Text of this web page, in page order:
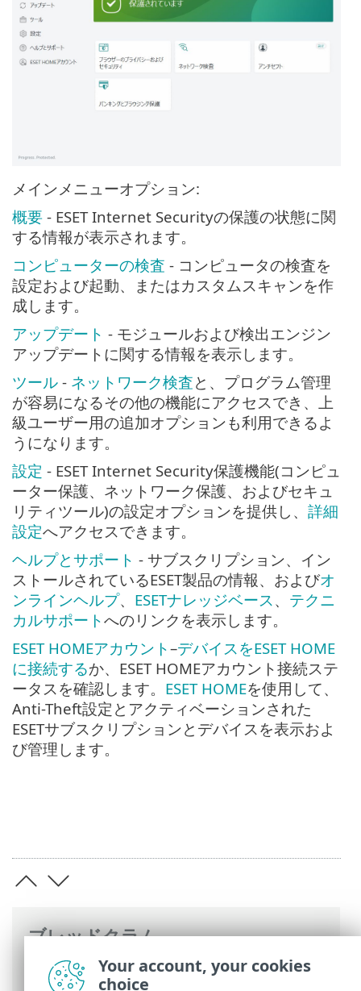
ブレッドクラム
ESETオンラインヘルプ>ESET Internet
メインメニューオプション:
概要 - ESET Internet Securityの保護の状態に関
する情報が表示されます。
コンピューターの検査 - コンピュータの検査を
設定および起動、またはカスタムスキャンを作
成します。
アップデート - モジュールおよび検出エンジン
アップデートに関する情報を表示します。
ツール - ネットワーク検査と、プログラム管理
が容易になるその他の機能にアクセスでき、上
級ユーザー用の追加オプションも利用できるよ
うになります。
設定 - ESET Internet Security保護機能(コンピュ
ーター保護、ネットワーク保護、およびセキュ
リティツール)の設定オプションを提供し、 詳細
設定へアクセスできます。
ヘルプとサポート - サブスクリプション、イン
ストールされているESET製品の情報、およびオ
ンラインヘルプ、 ESETナレッジベース、 テクニ
カルサポートへのリンクを表示します。
ESET HOMEアカウント–デバイスをESET HOME
に接続するか、ESET HOMEアカウント接続ステ
ータスを確認します。 ESET HOMEを使用して、
Anti-Theft設定とアクティベーションされた
ESETサブスクリプションとデバイスを表示およ
び管理します。
Your account, your cookies
choice